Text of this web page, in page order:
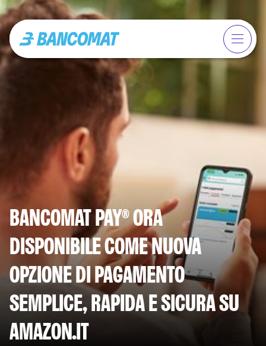
BANCOMAT PAY® ORA
DISPONIBILE COME NUOVA
OPZIONE DI PAGAMENTO
SEMPLICE, RAPIDA E SICURA SU
AMAZON.IT